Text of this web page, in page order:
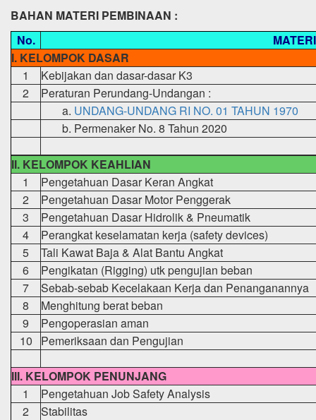
BAHAN MATERI PEMBINAAN :
No.
MATERI
I. KELOMPOK DASAR
1
Kebijakan dan dasar-dasar K3
2
Peraturan Perundang-Undangan :
a. UNDANG-UNDANG RI NO. 01 TAHUN 1970
b. Permenaker No. 8 Tahun 2020
II. KELOMPOK KEAHLIAN
1
Pengetahuan Dasar Keran Angkat
2
Pengetahuan Dasar Motor Penggerak
3
Pengetahuan Dasar Hidrolik & Pneumatik
4
Perangkat keselamatan kerja (safety devices)
5
Tali Kawat Baja & Alat Bantu Angkat
6
Pengikatan (Rigging) utk pengujian beban
7
Sebab-sebab Kecelakaan Kerja dan Penanganannya
8
Menghitung berat beban
9
Pengoperasian aman
10
Pemeriksaan dan Pengujian
III. KELOMPOK PENUNJANG
1
Pengetahuan Job Safety Analysis
2
Stabilitas